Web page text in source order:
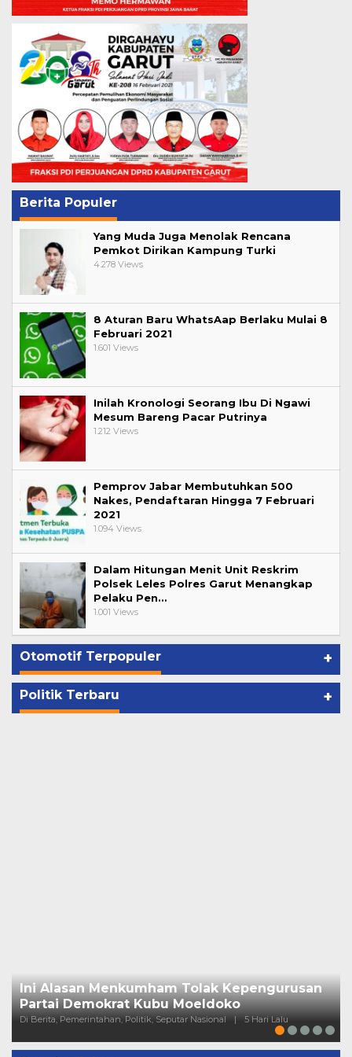
Berita Populer
Yang Muda Juga Menolak Rencana
Pemkot Dirikan Kampung Turki
4.278 Views
8 Aturan Baru WhatsAap Berlaku Mulai 8
Februari 2021
1.601 Views
Inilah Kronologi Seorang Ibu Di Ngawi
Mesum Bareng Pacar Putrinya
1.212 Views
Pemprov Jabar Membutuhkan 500
Nakes, Pendaftaran Hingga 7 Februari
2021
1.094 Views
Dalam Hitungan Menit Unit Reskrim
Polsek Leles Polres Garut Menangkap
Pelaku Pen…
1.001 Views
Otomotif Terpopuler +
Politik Terbaru +
Ini Alasan Menkumham Tolak Kepengurusan
Partai Demokrat Kubu Moeldoko
Di Berita, Pemerintahan, Politik, Seputar Nasional | 5 Hari Lalu